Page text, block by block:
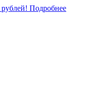
Подробнее